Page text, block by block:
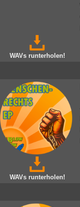
WAVs runterholen!
WAVs runterholen!